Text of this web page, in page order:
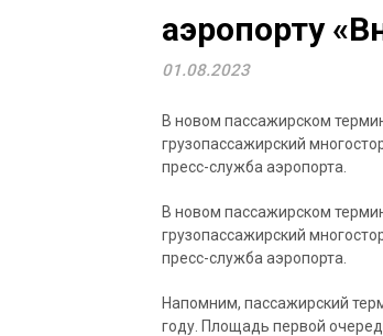
аэропорту
01.08.2023
В новом пассажирском
грузопассажирский
пресс-служба аэропорта.
В новом пассажирском
грузопассажирский
пресс-служба аэропорта.
Напомним, пассажирский
году. Площадь первой